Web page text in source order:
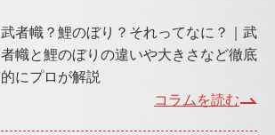
武者幟？鯉のぼり？それってなに？｜武
者幟と鯉のぼりの違いや大きさなど徹底
的にプロが解説
コラムを読む